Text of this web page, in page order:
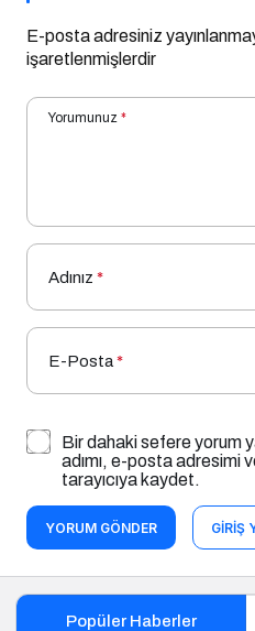
E-posta adresiniz
işaretlenmişlerdir
Yorumunuz *
Adınız *
E-Posta*
Bir dahaki sefere yorum
adımı, e-posta adresimi
tarayıcıya kaydet.
YORUM GÖNDER GIRIŞ
Popüler Haberler